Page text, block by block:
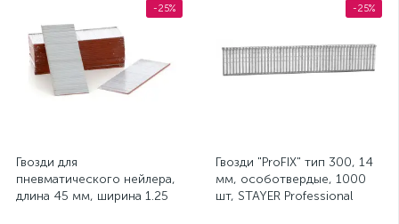
-25%
Гвозди для
пневматического нейлера,
длина 45 мм, ширина 1.25
-25%
Гвозди "ProFIX" тип 300, 14
мм, особотвердые, 1000
шт, STAYER Professional